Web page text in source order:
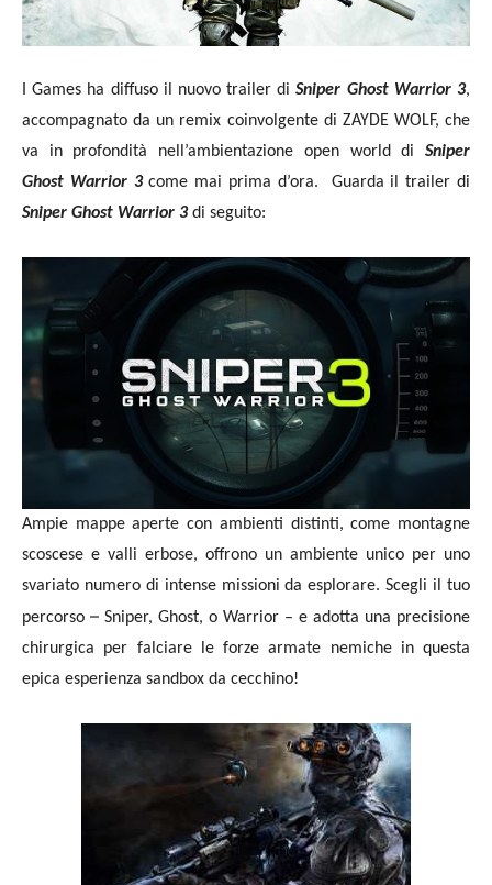
I Games ha diffuso il nuovo trailer diSniper Ghost Warrior 3,
accompagnato da un remix coinvolgente di ZAYDE WOLF, che
va in profondità nell’ambientazione open world di Sniper
Ghost Warrior 3come mai prima d’ora.
Guarda il trailer di
Sniper Ghost Warrior 3di seguito:
Ampie mappe aperte con ambienti distinti, come montagne
scoscese e valli erbose, offrono un ambiente unico per uno
svariato numero di intense missioni da esplorare. Scegli il tuo
percorso – Sniper, Ghost, o Warrior – e adotta una precisione
chirurgica per falciare le forze armate nemiche in questa
epica esperienza sandbox da cecchino!